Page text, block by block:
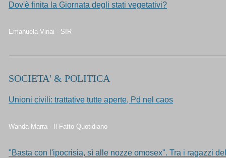
Dov'è finita la Giornata degli stati vegetativi?
Emanuela Vinai - SIR
SOCIETA' & POLITICA
Unioni civili: trattative tutte aperte, Pd nel caos
Wanda Marra - Il Fatto Quotidiano
"Basta con l'ipocrisia, sì alle nozze omosex". Tra i ragazzi